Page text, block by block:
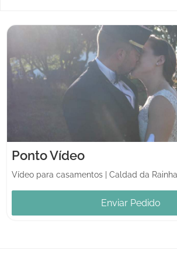
Ponto Vídeo
Vídeo para casamentos Caldad da Rainha
Enviar Pedido